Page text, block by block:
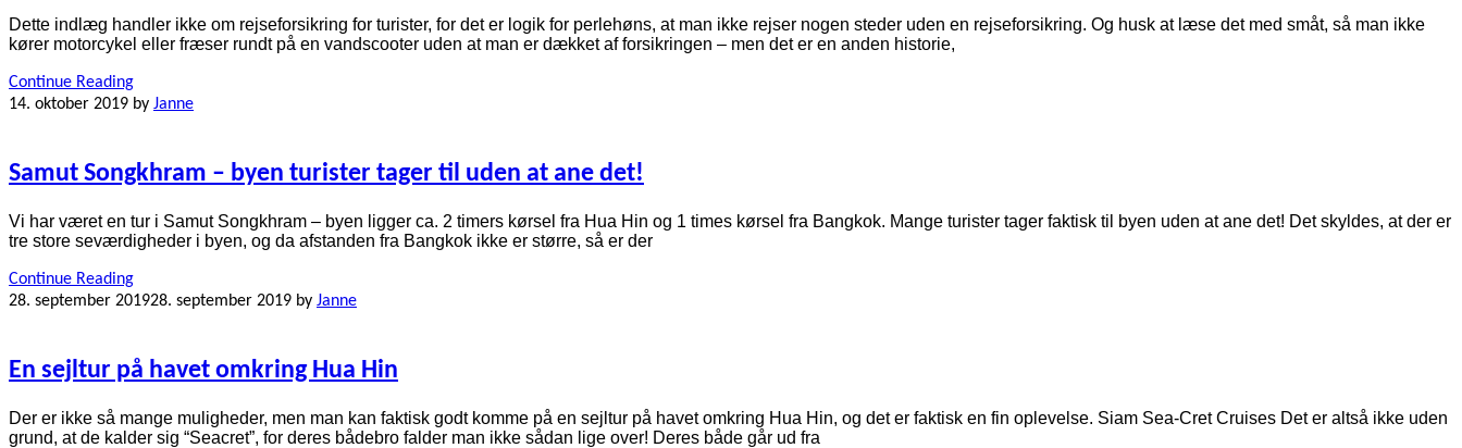
Dette indlæg handler ikke om rejseforsikring for turister, for det er logik for perlehøns, at man ikke rejser nogen steder uden en rejseforsikring. Og husk at læse det med småt, så man ikke
kører motorcykel eller fræser rundt på en vandscooter uden at man er dækket af forsikringen – men det er en anden historie,
Continue Reading
14. oktober 2019 by Janne
Samut Songkhram – byen turister tager til uden at ane det!
Vi har været en tur i Samut Songkhram – byen ligger ca. 2 timers kørsel fra Hua Hin og 1 times kørsel fra Bangkok. Mange turister tager faktisk til byen uden at ane det! Det skyldes, at der er
tre store seværdigheder i byen, og da afstanden fra Bangkok ikke er større, så er der
Continue Reading
28. september 201928. september 2019 by Janne
En sejltur på havet omkring Hua Hin
Der er ikke så mange muligheder, men man kan faktisk godt komme på en sejltur på havet omkring Hua Hin, og det er faktisk en fin oplevelse. Siam Sea-Cret Cruises Det er altså ikke uden
grund, at de kalder sig “Seacret”, for deres bådebro falder man ikke sådan lige over! Deres både går ud fra